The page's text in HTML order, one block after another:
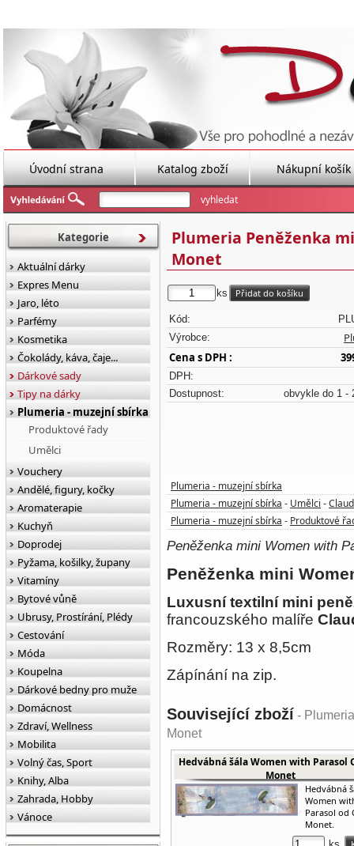
Úvodní strana Katalog zboží Nákupní košík
Plumeria Peněženka
Monet
ks
Kód:
Výrobce:
Cena s DPH :
DPH:
Dostupnost:
obvykle do 1 -
Plumeria - muzejní sbírka
Plumeria - muzejní sbírka - Umělci -
Plumeria - muzejní sbírka - Produktové
Peněženka mini Women with
Peněženka mini
Luxusní textilní mini
francouzského malíře
Rozměry: 13 x 8,5cm
Zápínání na zip.
Související zboží -
Monet
Hedvábná šála Women with Parasol
Monet
Hedvábná
Women
Parasol od
Monet.
Kategorie
Aktuální dárky
Expres Menu
Jaro, léto
Parfémy
Kosmetika
Čokolády, káva, čaje...
Dárkové sady
Tipy na dárky
Plumeria - muzejní sbírka
Produktové řady
Umělci
Vouchery
Andělé, figury, kočky
Aromaterapie
Kuchyň
Doprodej
Pyžama, košilky, župany
Vitamíny
Bytové vůně
Ubrusy, Prostírání, Plédy
Cestování
Móda
Koupelna
Dárkové bedny pro muže
Domácnost
Zdraví, Wellness
Mobilita
Volný čas, Sport
Knihy, Alba
Zahrada, Hobby
Vánoce